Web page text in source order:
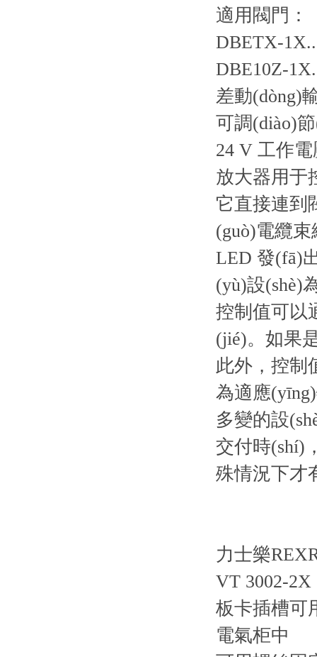
適用閥門：
DBETX-
DBE10Z-
差動(dòng)
可調(diào)
24 V 工作電
放大器用于
它直接連到
(guò)電纜
LED 發(fā)
(yù)設(shè)
控制值可以
(jié)。如果
此外，控制
為適應
多變的設
交付時(shí)
殊情況下才
力士樂
VT 3002-2X
板卡插槽可
電氣柜中